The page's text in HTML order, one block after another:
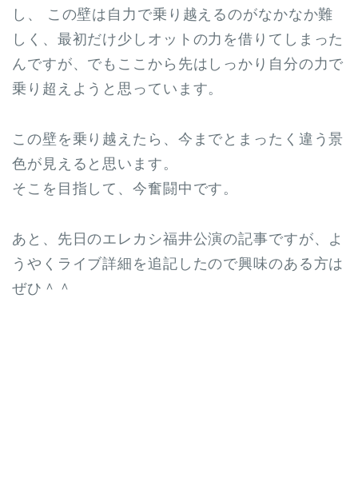
し、 この壁は自力で乗り越えるのがなかなか難
しく、最初だけ少しオットの力を借りてしまった
んですが、でもここから先はしっかり自分の力で
乗り超えようと思っています。
この壁を乗り越えたら、今までとまったく違う景
色が見えると思います。
そこを目指して、今奮闘中です。
あと、先日のエレカシ福井公演の記事ですが、よ
うやくライブ詳細を追記したので興味のある方は
ぜひ＾＾